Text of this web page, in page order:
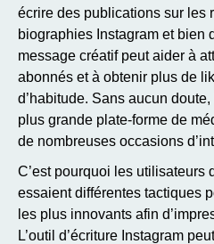
écrire des publications sur les
biographies Instagram et bien
message créatif peut aider à
abonnés et à obtenir plus de
d’habitude. Sans aucun
plus grande plate-forme de
de nombreuses occasions
C’est pourquoi les utilisateurs
essaient différentes tactiques
les plus innovants afin
L’outil d’écriture Instagram